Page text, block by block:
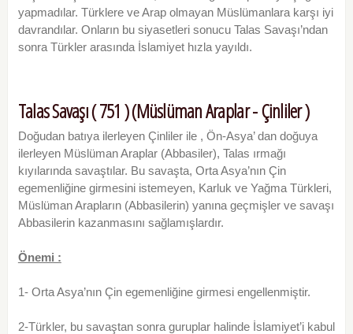
yapmadılar. Türklere ve Arap olmayan Müslümanlara karşı iyi
davrandılar. Onların bu siyasetleri sonucu Talas Savaşı’ndan
sonra Türkler arasında İslamiyet hızla yayıldı.
Talas Savaşı ( 751 ) (Müslüman Araplar - Çinliler )
Doğudan batıya ilerleyen Çinliler ile , Ön-Asya’ dan doğuya
ilerleyen Müslüman Araplar (Abbasiler), Talas ırmağı
kıyılarında savaştılar. Bu savaşta, Orta Asya’nın Çin
egemenliğine girmesini istemeyen, Karluk ve Yağma Türkleri,
Müslüman Arapların (Abbasilerin) yanına geçmişler ve savaşı
Abbasilerin kazanmasını sağlamışlardır.
Önemi :
1- Orta Asya’nın Çin egemenliğine girmesi engellenmiştir.
2-Türkler, bu savaştan sonra guruplar halinde İslamiyet’i kabul